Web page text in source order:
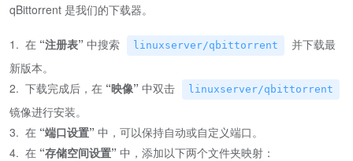
qBittorrent 是我们的下载器。
1. 在 “注册表” 中搜索 linuxserver/qbittorrent
并下载最
新版本。
2. 下载完成后，在 “映像” 中双击 linuxserver/qbittorrent
镜像进行安装。
3. 在 “端口设置” 中，可以保持自动或自定义端口。
4. 在 “存储空间设置” 中，添加以下两个文件夹映射：